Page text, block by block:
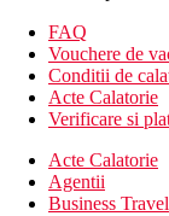
TV/sat.
telefon
minibar
gratuite)
1x pe
balcon
aprox. 23
FAQ
Vouchere de
Conditii de
Acte Calatorie
Verificare si
Acte Calatorie
Agentii
Business Travel